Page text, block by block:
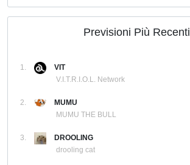
Previsioni Più Recenti
1.
VIT
V.I.T.R.I.O.L. Network
2.
MUMU
MUMU THE BULL
3.
DROOLING
drooling cat